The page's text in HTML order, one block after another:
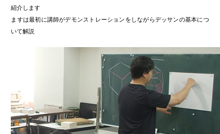
紹介します
ますは最初に講師がデモンストレーションをしながらデッサンの基本につ
いて解説